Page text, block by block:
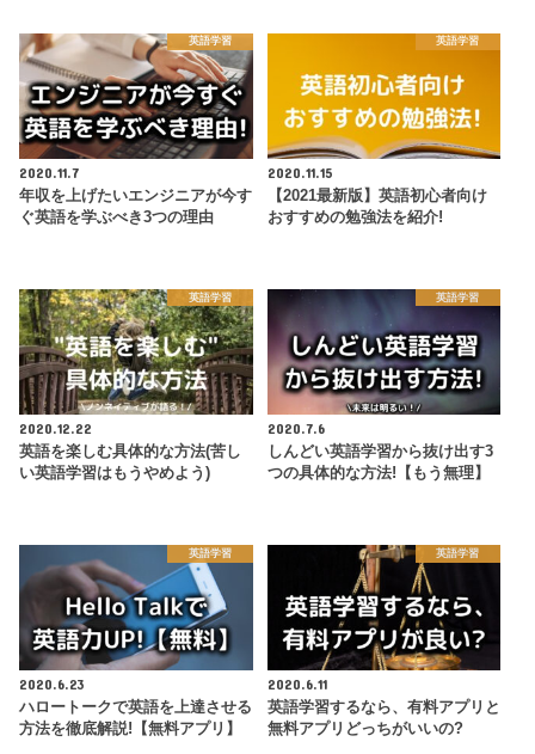
英語学習
2020.11.7
年収を上げたいエンジニアが今す
ぐ英語を学ぶべき3つの理由
英語学習
2020.11.15
【2021最新版】英語初心者向け
おすすめの勉強法を紹介!
英語学習
2020.12.22
英語を楽しむ具体的な方法(苦し
い英語学習はもうやめよう)
英語学習
2020.7.6
しんどい英語学習から抜け出す3
つの具体的な方法!【もう無理】
英語学習
2020.6.23
ハロートークで英語を上達させる
方法を徹底解説!【無料アプリ】
英語学習
2020.6.11
英語学習するなら、有料アプリと
無料アプリどっちがいいの?